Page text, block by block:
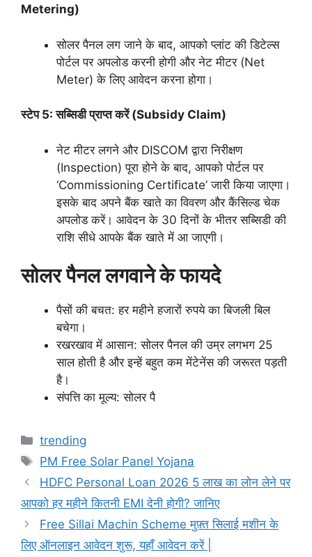
Metering)
सोलर पैनल लग जाने के बाद, आपको प्लांट की डिटेल्स
पोर्टल पर अपलोड करनी होगी और नेट मीटर (Net
Meter) के लिए आवेदन करना होगा।
स्टेप 5: सब्सिडी प्राप्त करें (Subsidy Claim)
नेट मीटर लगने और DISCOM द्वारा निरीक्षण
(Inspection) पूरा होने के बाद, आपको पोर्टल पर
‘Commissioning Certificate’ जारी किया जाएगा।
इसके बाद अपने बैंक खाते का विवरण और कैंसिल्ड चेक
अपलोड करें। आवेदन के 30 दिनों के भीतर सब्सिडी की
राशि सीधे आपके बैंक खाते में आ जाएगी।
सोलर पैनल लगवाने के फायदे
पैसों की बचत: हर महीने हजारों रुपये का बिजली बिल
बचेगा।
रखरखाव में आसान: सोलर पैनल की उम्र लगभग 25
साल होती है और इन्हें बहुत कम मेंटेनेंस की जरूरत पड़ती
है।
संपत्ति का मूल्य: सोलर पै
Categories
trending
Tags
PM Free Solar Panel Yojana
HDFC Personal Loan 2026 5 लाख का लोन लेने पर
आपको हर महीने कितनी EMI देनी होगी? जानिए
Free Sillai Machin Scheme मुफ़्त सिलाई मशीन के
लिए ऑनलाइन आवेदन शुरू, यहाँ आवेदन करें |